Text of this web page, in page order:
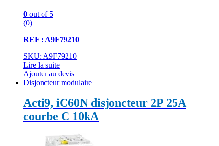
0 out of 5
(0)
REF : A9F79210
SKU: A9F79210
Lire la suite
Ajouter au devis
Disjoncteur modulaire
Acti9, iC60N disjoncteur 2P 25A
courbe C 10kA